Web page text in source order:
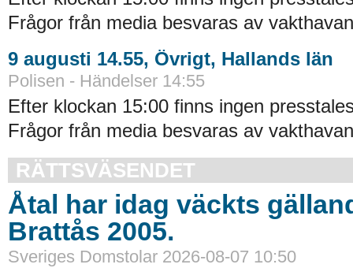
Frågor från media besvaras av
9 augusti 14.55, Övrigt, Hallands län
Polisen - Händelser 14:55
Efter klockan 15:00 finns ingen
Frågor från media besvaras av
RÄTTSVÄSENDET
Åtal har idag väckts
Brattås 2005.
Sveriges Domstolar 2026-08-07 10:50